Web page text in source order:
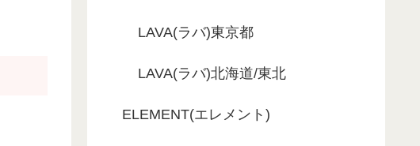
LAVA(ラバ)東京都
LAVA(ラバ)北海道/東北
ELEMENT(エレメント)